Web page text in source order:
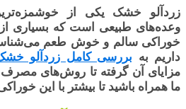
زردآلو خشک یکی از
وعده‌های طبیعی است که بسیاری از
خوراکی سالم و خوش طعم
داریم به بررسی کامل زردآلو
مزایای آن گرفته تا روش‌های مصرف و
ما همراه باشید تا بیشتر با این